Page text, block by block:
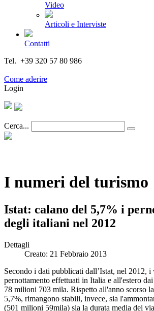
Video
Articoli e Interviste
Contatti
Tel. +39 320 57 80 986
Come aderire
Login
Cerca...
I numeri del turismo
Istat: calano del 5,7% i
degli italiani nel 2012
Dettagli
Creato: 21 Febbraio 2013
Secondo i dati pubblicati dall’Istat, nel 2012, i
pernottamento effettuati in Italia e all'estero
78 milioni 703 mila. Rispetto all'anno scorso
5,7%, rimangono stabili, invece, sia
(501 milioni 59mila) sia la durata media dei